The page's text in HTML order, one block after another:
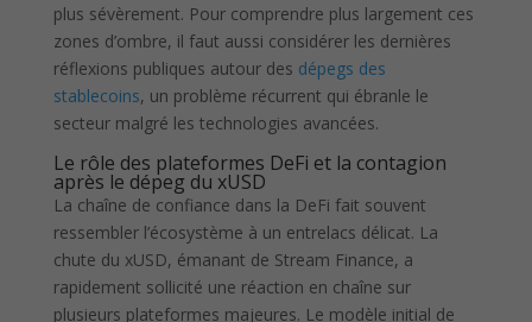
plus sévèrement. Pour comprendre plus largement ces
zones d’ombre, il faut aussi considérer les dernières
réflexions publiques autour des dépegs des
stablecoins, un problème récurrent qui ébranle le
secteur malgré les technologies avancées.
Le rôle des plateformes DeFi et la contagion
après le dépeg du xUSD
La chaîne de confiance dans la DeFi fait souvent
ressembler l’écosystème à un entrelacs délicat. La
chute du xUSD, émanant de Stream Finance, a
rapidement sollicité une réaction en chaîne sur
plusieurs plateformes majeures. Le modèle initial de